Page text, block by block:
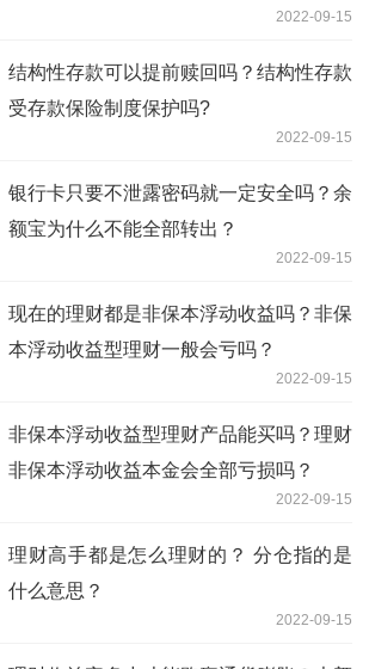
2022-09-15
结构性存款可以提前赎回吗？结构性存款
受存款保险制度保护吗?
2022-09-15
银行卡只要不泄露密码就一定安全吗？余
额宝为什么不能全部转出？
2022-09-15
现在的理财都是非保本浮动收益吗？非保
本浮动收益型理财一般会亏吗？
2022-09-15
非保本浮动收益型理财产品能买吗？理财
非保本浮动收益本金会全部亏损吗？
2022-09-15
理财高手都是怎么理财的？ 分仓指的是
什么意思？
2022-09-15